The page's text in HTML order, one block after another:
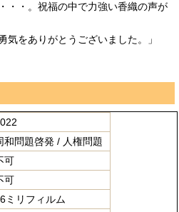
・・。祝福の中で力強い香織の声が
気をありがとうございました。」
和問題啓発 / 人権問題
可
可
ミリフィルム